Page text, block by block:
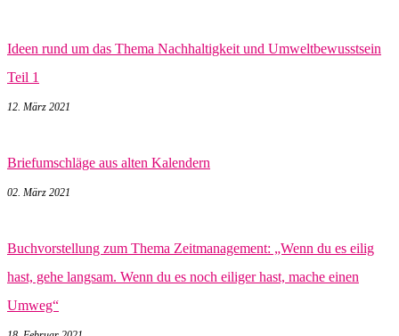
Ideen rund um das Thema Nachhaltigkeit und Umweltbewusstsein
Teil 1
12. März 2021
Briefumschläge aus alten Kalendern
02. März 2021
Buchvorstellung zum Thema Zeitmanagement: „Wenn du es eilig
hast, gehe langsam. Wenn du es noch eiliger hast, mache einen
Umweg“